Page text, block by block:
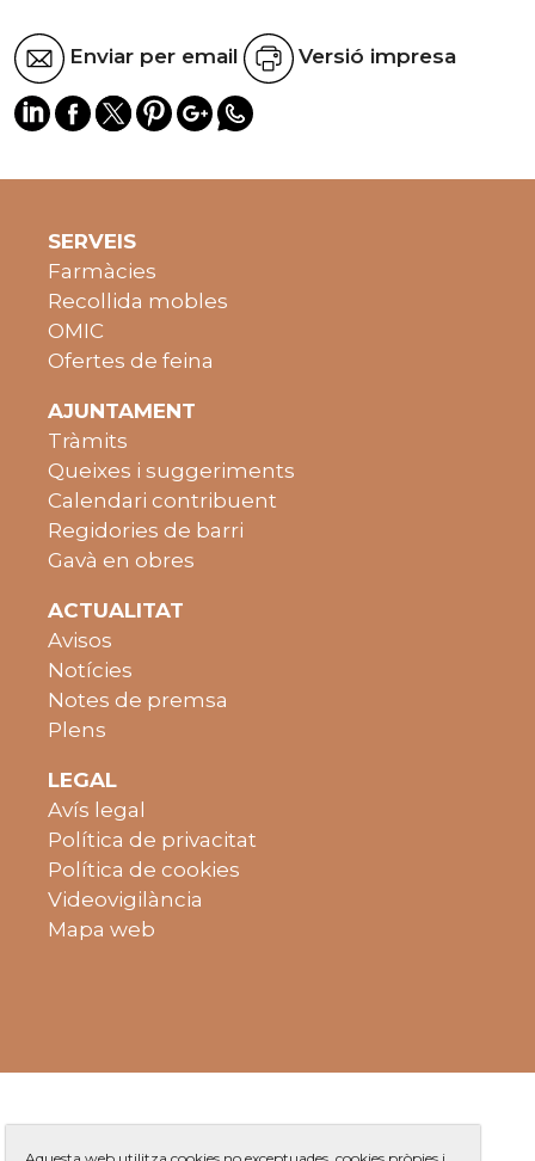
Enviar per email Versió impresa
SERVEIS
Farmàcies
Recollida mobles
OMIC
Ofertes de feina
AJUNTAMENT
Tràmits
Queixes i suggeriments
Calendari contribuent
Regidories de barri
Gavà en obres
ACTUALITAT
Avisos
Notícies
Notes de premsa
Plens
LEGAL
Avís legal
Política de privacitat
Política de cookies
Videovigilància
Mapa web